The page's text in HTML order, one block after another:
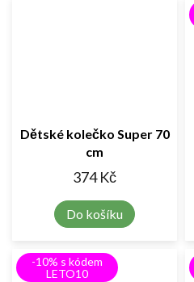
Dětské kolečko Super 70
cm
374 Kč
Do košíku
-10% s kódem
LETO10